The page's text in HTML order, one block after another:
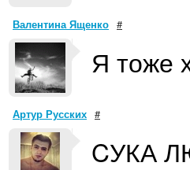
Валентина Ященко #
Я тоже
Артур Русских #
CУКА